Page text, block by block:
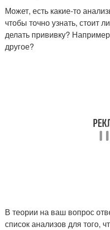
Может, есть какие-то
чтобы точно узнать, стоит
делать прививку?
другое?
В теории на ваш вопрос
список анализов для того,